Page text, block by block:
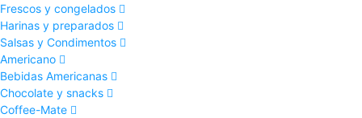
Frescos y congelados
Harinas y preparados
Salsas y Condimentos
Americano
Bebidas Americanas
Chocolate y snacks
Coffee-Mate